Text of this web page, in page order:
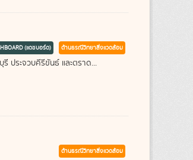
(แดชบอร์ด) ด้านธรณีวิทยาสิ่งแวดล้อม
ประจวบคีรีขันธ์ และตราด...
ด้านธรณีวิทยาสิ่งแวดล้อม